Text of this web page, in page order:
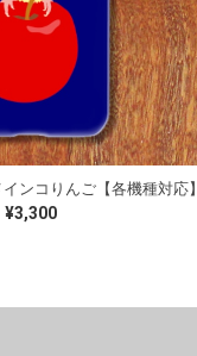
ンコりんご【各機種対応】
¥3,300